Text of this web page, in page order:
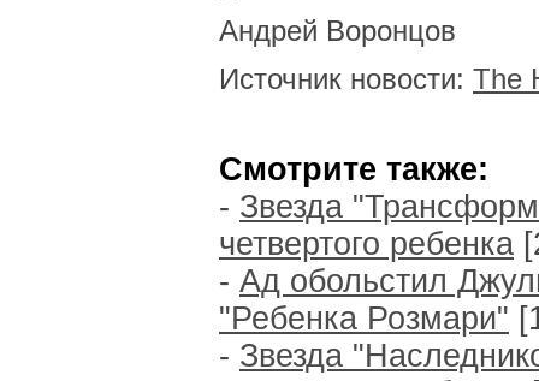
Андрей Воронцов
Источник новости: The
Смотрите также:
- Звезда
четвертого ребенка
- Ад обольстил
"Ребенка Розмари"
- Звезда